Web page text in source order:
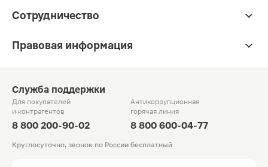
Сотрудничество
Правовая информация
Служба поддержки
Для покупателей
и контрагентов
8 800 200-90-02
Антикоррупционная
горячая линия
8 800 600-04-77
Круглосуточно, звонок по России бесплатный